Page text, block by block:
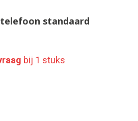
standaard
bij 1 stuks